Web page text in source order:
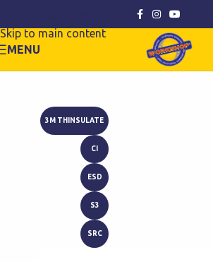
Skip to main content
MENU
3M THINSULATE
CI
ESD
S3
SRC